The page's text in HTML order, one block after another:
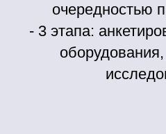
очередностью
- 3 этапа: